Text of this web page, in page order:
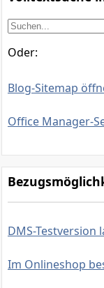
Oder:
Blog-Sitemap
Office Manager-
DMS-Testversion
Im Onlineshop